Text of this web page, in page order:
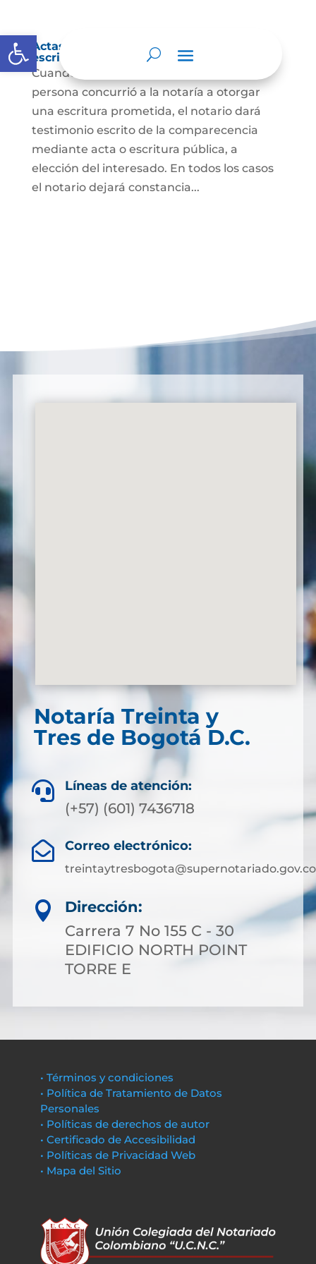
Abrir barra de herramientas
Actas de comparecencia para otorgar
escritura pública
Cuando se trate de comprobar que una
persona concurrió a la notaría a otorgar
una escritura prometida, el notario dará
testimonio escrito de la comparecencia
mediante acta o escritura pública, a
elección del interesado. En todos los casos
el notario dejará constancia...
Notaría Treinta y
Tres de Bogotá D.C.
 Líneas de atención:
(+57) (601) 7436718
 Correo electrónico:
treintaytresbogota@supernotariado.gov.co

Dirección:
Carrera 7 No 155 C - 30
EDIFICIO NORTH POINT
TORRE E
• Términos y condiciones
• Política de Tratamiento de Datos
Personales
• Políticas de derechos de autor
• Certificado de Accesibilidad
• Políticas de Privacidad Web
• Mapa del Sitio